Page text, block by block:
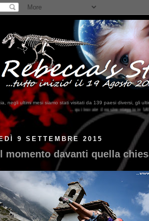
negli ultimi mesi siamo stati visitati da 139 paesi diversi, gli
il nostro viaggio in MESSICO 2023...clikka qui !!!
9 SETTEMBRE 2015
momento davanti quella